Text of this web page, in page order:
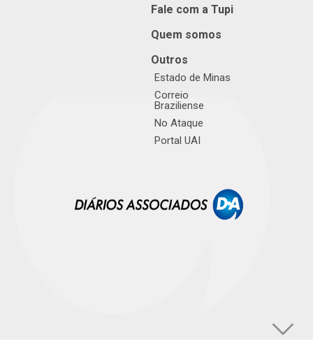
Fale com a Tupi
Quem somos
Outros
Estado de Minas
Correio
Braziliense
No Ataque
Portal UAI